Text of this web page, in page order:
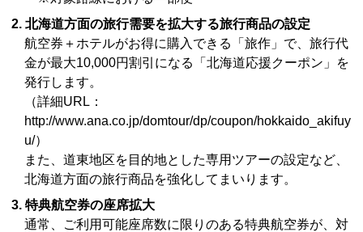
2. 北海道方面の旅行需要を拡大する旅行商品の設定
航空券＋ホテルがお得に購入できる「旅作」で、旅行代
金が最大10,000円割引になる「北海道応援クーポン」を
発行します。
（詳細URL：
http://www.ana.co.jp/domtour/dp/coupon/hokkaido_akifuy
u/）
また、道東地区を目的地とした専用ツアーの設定など、
北海道方面の旅行商品を強化してまいります。
3. 特典航空券の座席拡大
通常、ご利用可能座席数に限りのある特典航空券が、対